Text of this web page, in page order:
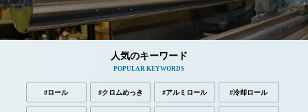
人気のキーワード
POPULAR KEYWORDS
#ロール #クロムめっき #アルミロール #冷却ロール